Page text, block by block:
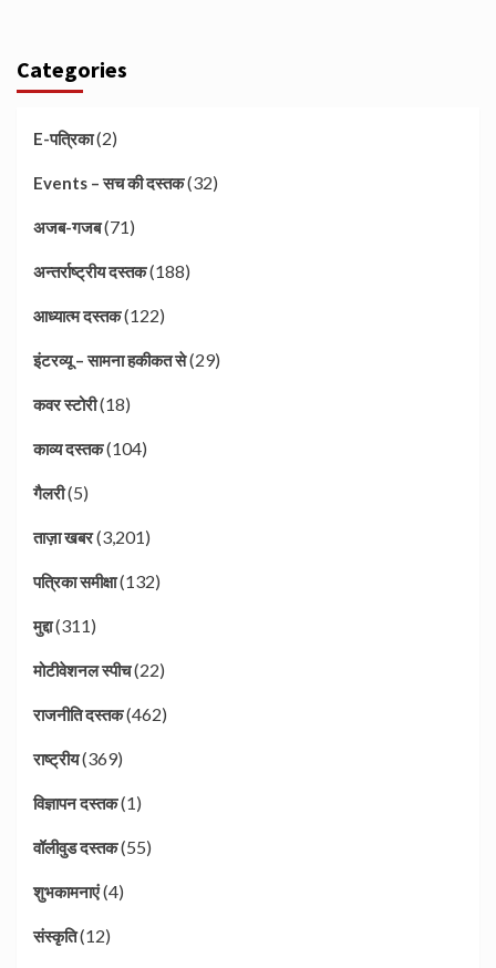
Categories
E-पत्रिका(2)
Events – सच की दस्तक(32)
अजब-गजब(71)
अन्तर्राष्ट्रीय दस्तक(188)
आध्यात्म दस्तक(122)
इंटरव्यू – सामना हकीकत से(29)
कवर स्टोरी(18)
काव्य दस्तक(104)
गैलरी(5)
ताज़ा खबर(3,201)
पत्रिका समीक्षा(132)
मुद्दा(311)
मोटीवेशनल स्पीच(22)
राजनीति दस्तक(462)
राष्ट्रीय(369)
विज्ञापन दस्तक(1)
वॉलीवुड दस्तक(55)
शुभकामनाएं(4)
संस्कृति(12)